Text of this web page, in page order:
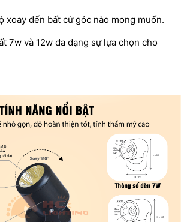
xoay đến bất cứ góc nào mong muốn.
7w và 12w đa dạng sự lựa chọn cho